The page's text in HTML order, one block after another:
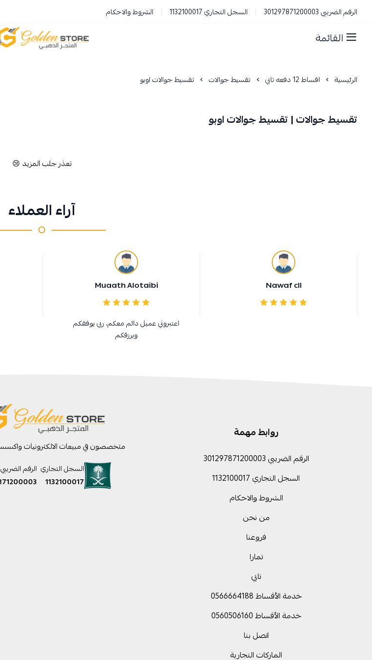
الرقم الضريبي 301297871200003 السجل التجاري 1132100017 الشروط والاحكام
القائمة المتجر الذهبي
الرئيسية اقساط 12 دفعه تابي تقسيط جوالات تقسيط جوالات اوبو
تقسيط جوالات | تقسيط جوالات اوبو
تعذر جلب المزيد 😢
آراء العملاء
Nawaf cll
Muaath Alotaibi
اعتبروني عميل دائم معكم، ربي يوفقكم
ويرزقكم
روابط مهمة
الرقم الضريبي 301297871200003
السجل التجاري 1132100017
الشروط والاحكام
من نحن
فروعنا
تمارا
تابي
خدمة الأقساط 0566664188
خدمة الأقساط 0560506160
اتصل بنا
الماركات التجارية
متخصصون في مبيعات الالكترونيات
السجل التجاري
1132100017
الرقم الضريبي